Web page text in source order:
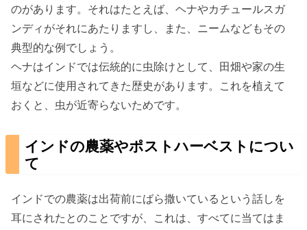
のがあります。それはたとえば、ヘナやカチュールスガ
ンディがそれにあたりますし、また、ニームなどもその
典型的な例でしょう。
ヘナはインドでは伝統的に虫除けとして、田畑や家の生
垣などに使用されてきた歴史があります。これを植えて
おくと、虫が近寄らないためです。
インドの農薬やポストハーベストについ
て
インドでの農薬は出荷前にばら撒いているという話しを
耳にされたとのことですが、これは、すべてに当てはま